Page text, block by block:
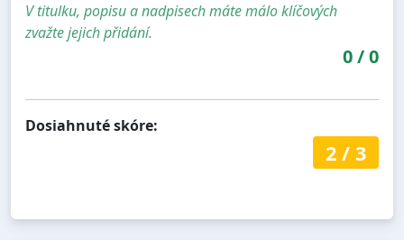
V titulku, popisu a nadpisech máte málo klíčových
zvažte jejich přidání.
0/0
Dosiahnuté skóre:
2/ 3